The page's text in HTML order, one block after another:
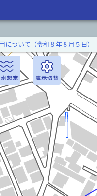
について（令和８年８月５日）